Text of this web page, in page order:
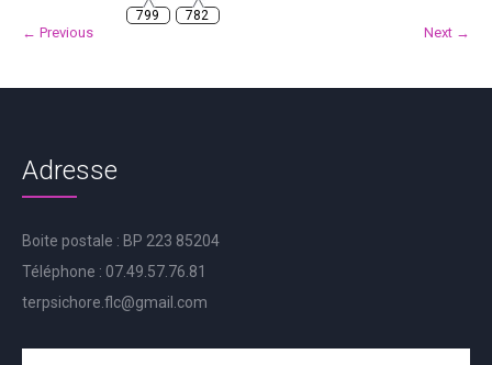
← Previous Next →
Adresse
Boite postale : BP 223 85204
Téléphone : 07.49.57.76.81
terpsichore.flc@gmail.com